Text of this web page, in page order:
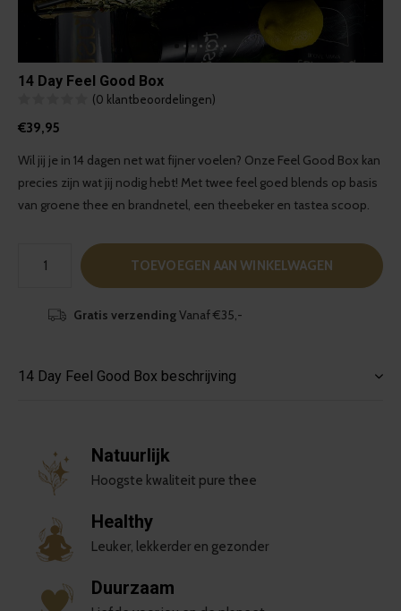
14 Day Feel Good Box
(0 klantbeoordelingen)
€39,95
Wil jij je in 14 dagen net wat fijner voelen? Onze Feel Good Box kan
precies zijn wat jij nodig hebt! Met twee feel goed blends op basis
van groene thee en brandnetel, een theebeker en tastea scoop.
TOEVOEGEN AAN WINKELWAGEN
Gratis verzendingVanaf €35,-
14 Day Feel Good Box beschrijving
Natuurlijk
Hoogste kwaliteit pure thee
Healthy
Leuker, lekkerder en gezonder
Duurzaam